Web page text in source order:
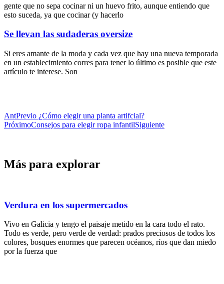
gente que no sepa cocinar ni un huevo frito, aunque entiendo que
esto suceda, ya que cocinar (y hacerlo
Se llevan las sudaderas oversize
Si eres amante de la moda y cada vez que hay una nueva temporada
en un establecimiento corres para tener lo último es posible que este
artículo te interese. Son
AntPrevio ¿Cómo elegir una planta artifcial?
PróximoConsejos para elegir ropa infantilSiguiente
Más para explorar
Verdura en los supermercados
Vivo en Galicia y tengo el paisaje metido en la cara todo el rato.
Todo es verde, pero verde de verdad: prados preciosos de todos los
colores, bosques enormes que parecen océanos, ríos que dan miedo
por la fuerza que